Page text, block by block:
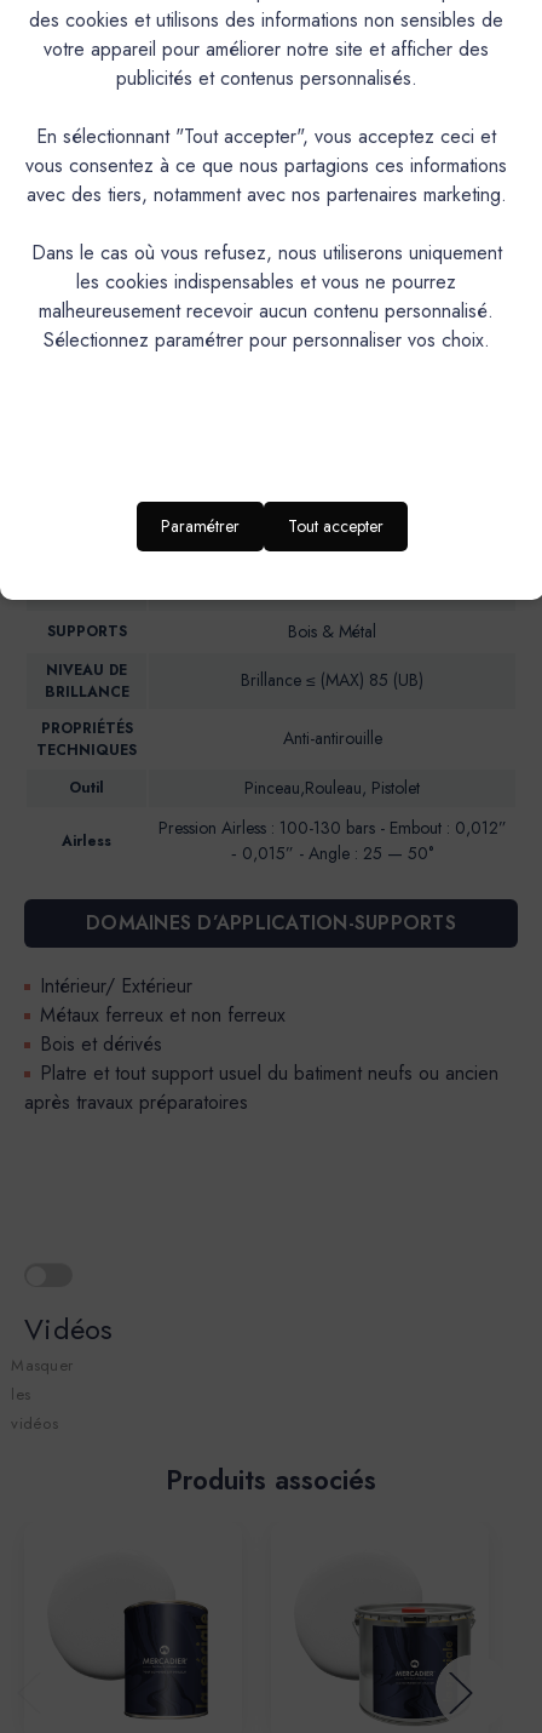
Caractéristiques
Couleurs & Échantillons
La Spéciale est une peinture Alkyde de protection et de
décoration pour les bois, métaux et tous supports usuels.
Intérieur/Extérieur. Excellent pouvoir couvrant et opacifiant.
Très bonne tenue et bon rendu. Excellente adhérence et
bonne résistance aux intempéries. Contient un anti-rouille.
Peinture en phase aqueuse à base de résines
alkydes en emulsion
SUPPORTS Bois & Métal
NIVEAU DE
BRILLANCE
Brillance ≤ (MAX) 85 (UB)
PROPRIÉTÉS
TECHNIQUES
Anti-antirouille
Outil Pinceau,Rouleau, Pistolet
Airless
Pression Airless : 100-130 bars - Embout : 0,012”
‐ 0,015” - Angle : 25 — 50°
DOMAINES D’APPLICATION-SUPPORTS
Intérieur/ Extérieur
Métaux ferreux et non ferreux
Bois et dérivés
Platre et tout support usuel du batiment neufs ou ancien
après travaux préparatoires
Vidéos
Masquer
les
vidéos
Produits associés
des cookies et utilisons des informations non sensibles de
votre appareil pour améliorer notre site et afficher des
publicités et contenus personnalisés.
En sélectionnant "Tout accepter", vous acceptez ceci et
vous consentez à ce que nous partagions ces informations
avec des tiers, notamment avec nos partenaires marketing.
Dans le cas où vous refusez, nous utiliserons uniquement
les cookies indispensables et vous ne pourrez
malheureusement recevoir aucun contenu personnalisé.
Sélectionnez paramétrer pour personnaliser vos choix.
Paramétrer Tout accepter